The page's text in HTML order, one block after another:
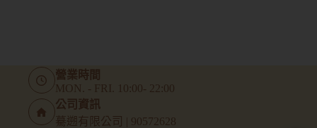
營業時間
MON. - FRI. 10:00- 22:00
公司資訊
驀遡有限公司 | 90572628